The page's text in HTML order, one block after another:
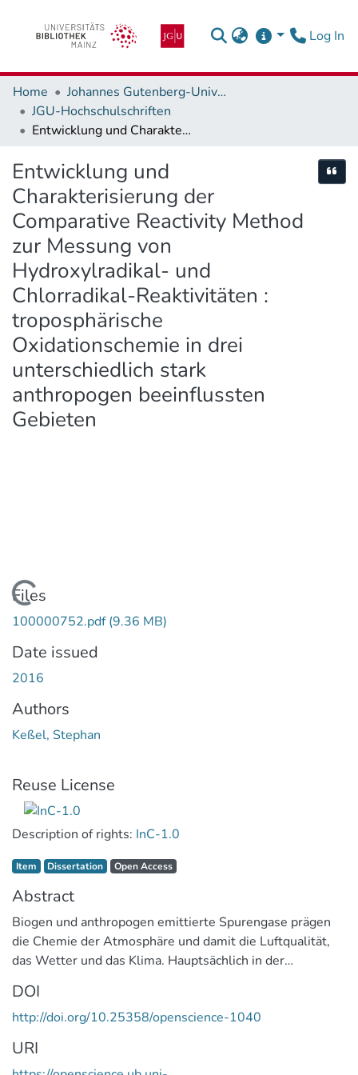
Log In
Home
Johannes Gutenberg-Universität Mainz
JGU-Hochschulschriften
Entwicklung und Charakterisierung der Comparative Reactivity Method zur Messung von Hydroxylradikal- und Chlorradikal-Reaktivitäten : troposphärische Oxidationschemie in drei unterschiedlich stark anthropogen beeinflussten Gebieten
Entwicklung und
Charakterisierung der
Comparative Reactivity Method
zur Messung von
Hydroxylradikal- und
Chlorradikal-Reaktivitäten :
troposphärische
Oxidationschemie in drei
unterschiedlich stark
anthropogen beeinflussten
Gebieten
Loading...
Files
100000752.pdf(9.36 MB)
Date issued
2016
Authors
Keßel, Stephan
Reuse License
Description of rights: InC-1.0
Item type:
Item, Dissertation Access status:
Open Access,
Abstract
Biogen und anthropogen emittierte Spurengase prägen
die Chemie der Atmosphäre und damit die Luftqualität,
das Wetter und das Klima. Hauptsächlich in der
Oxidation eines großen Teils der emittierten Spurengase.
Die dabei entstehenden Produkte können in
nachfolgenden Reaktionsverläufen entweder bis zum
Kohlenstoffdioxid (CO2) oxidiert oder heterogen aus der
DOI
http://doi.org/10.25358/openscience-1040
URI